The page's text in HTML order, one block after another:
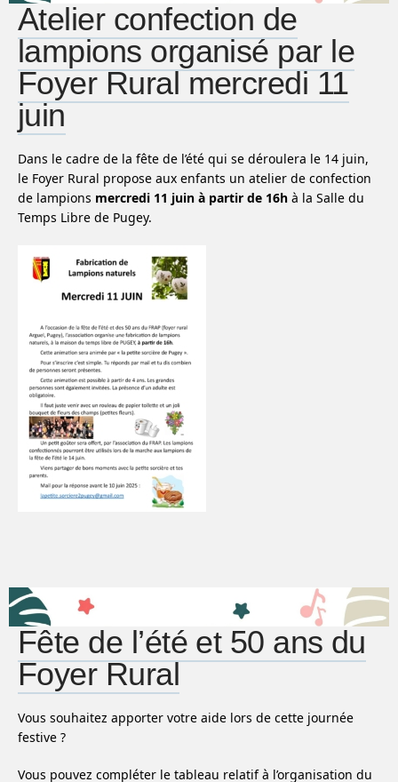
Atelier confection de
lampions organisé par le
Foyer Rural mercredi 11
juin
Dans le cadre de la fête de l’été qui se déroulera le 14 juin,
le Foyer Rural propose aux enfants un atelier de confection
de lampions mercredi 11 juin à partir de 16h à la Salle du
Temps Libre de Pugey.
Fête de l’été et 50 ans du
Foyer Rural
Vous souhaitez apporter votre aide lors de cette journée
festive ?
Vous pouvez compléter le tableau relatif à l’organisation du